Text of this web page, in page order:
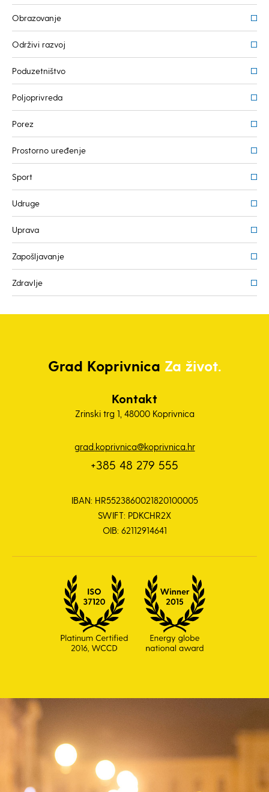
Obrazovanje
Održivi razvoj
Poduzetništvo
Poljoprivreda
Porez
Prostorno uređenje
Sport
Udruge
Uprava
Zapošljavanje
Zdravlje
Grad Koprivnica Za život.
Kontakt
Zrinski trg 1, 48000 Koprivnica
grad.koprivnica@koprivnica.hr
+385 48 279 555
IBAN: HR5523860021820100005
SWIFT: PDKCHR2X
OIB: 62112914641